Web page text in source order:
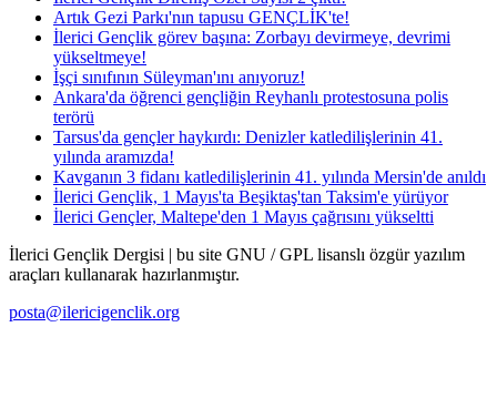
Artık Gezi Parkı'nın tapusu GENÇLİK'te!
İlerici Gençlik görev başına: Zorbayı devirmeye, devrimi
yükseltmeye!
İşçi sınıfının Süleyman'ını anıyoruz!
Ankara'da öğrenci gençliğin Reyhanlı protestosuna polis
terörü
Tarsus'da gençler haykırdı: Denizler katledilişlerinin 41.
yılında aramızda!
Kavganın 3 fidanı katledilişlerinin 41. yılında Mersin'de anıldı
İlerici Gençlik, 1 Mayıs'ta Beşiktaş'tan Taksim'e yürüyor
İlerici Gençler, Maltepe'den 1 Mayıs çağrısını yükseltti
İlerici Gençlik Dergisi | bu site GNU / GPL lisanslı özgür yazılım
araçları kullanarak hazırlanmıştır.
posta@ilericigenclik.org